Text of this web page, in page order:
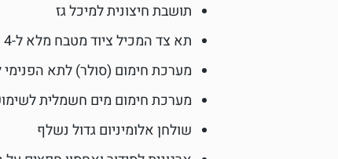
תושבת חיצונית למיכל גז
תא צד המכיל ציוד מטבח מלא ל-4 אנשים
מערכת חימום (סולר) לתא הפנימי
מערכת חימום מים חשמלית
שולחן אלומיניום גדול נשלף